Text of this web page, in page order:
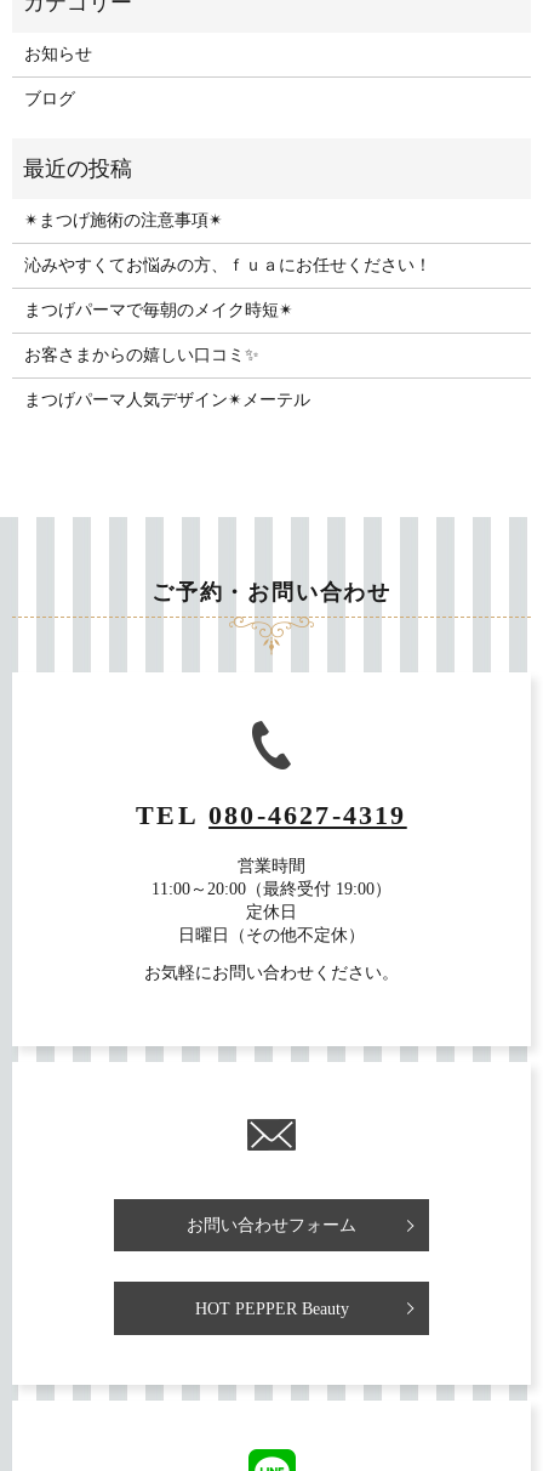
お知らせ
ブログ
✴︎まつげ施術の注意事項✴︎
沁みやすくてお悩みの方、ｆｕａにお任せください！
まつげパーマで毎朝のメイク時短✴︎
お客さまからの嬉しい口コミ✨
まつげパーマ人気デザイン✴︎メーテル
ご予約・お問い合わせ
TEL080-4627-4319
営業時間
11:00～20:00（最終受付 19:00）
定休日
日曜日（その他不定休）
お気軽にお問い合わせください。
お問い合わせフォーム
HOT PEPPER Beauty